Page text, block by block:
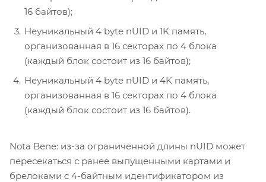
16 байтов);
Неуникальный 4 byte nUID и 1K память,
организованная в 16 секторах по 4 блока
(каждый блок состоит из 16 байтов);
Неуникальный 4 byte nUID и 4K память,
организованная в 16 секторах по 4 блока
(каждый блок состоит из 16 байтов).
Nota Bene: из-за ограниченной длины nUID может
пересекаться с ранее выпущенными картами и
брелоками c 4-байтным идентификатором из